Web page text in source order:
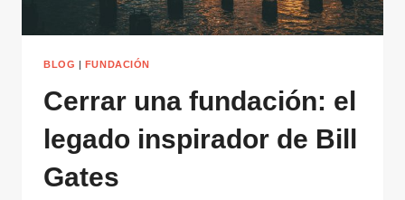
BLOG FUNDACIÓN
Cerrar una fundación: el
legado inspirador de Bill
Gates